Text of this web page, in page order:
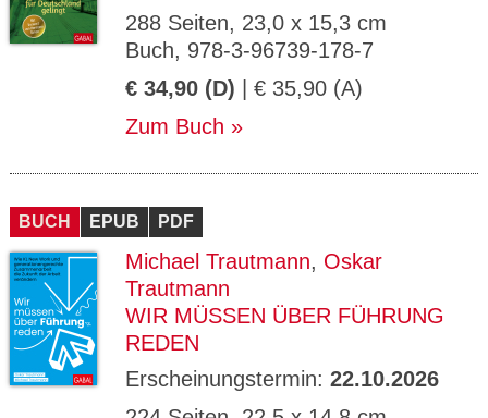
288 Seiten, 23,0 x 15,3 cm
Buch, 978-3-96739-178-7
€ 34,90 (D) | € 35,90 (A)
Zum Buch
BUCH EPUB PDF
Michael Trautmann, Oskar
Trautmann
WIR MÜSSEN ÜBER FÜHRUNG
REDEN
Erscheinungstermin: 22.10.2026